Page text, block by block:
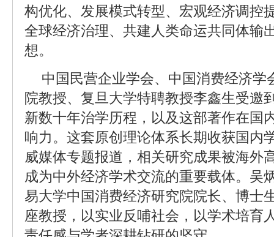
构优化、发展模式转型、宏观经济调控
全球经济治理、共建人类命运共同体输
想。
中国民营企业学会、中国消费经济学
院教授、复旦大学特聘教授李鑫生受邀
新数十年治学历程，以及这部著作在国
响力。这套原创理论体系长期收获国内
威媒体专题报道，相关研究成果被海外
成为中外经济学术交流的重要载体。吴
易大学中国消费经济研究院院长、博士
座教授，以实业反哺社会，以学术培育